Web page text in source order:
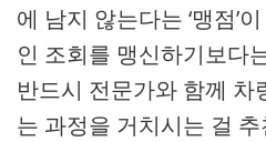
에 남지 않는다는 ‘맹점’
인 조회를 맹신하기보다
반드시 전문가와 함께
는 과정을 거치시는 걸